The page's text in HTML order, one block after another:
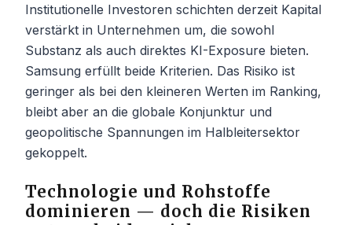
Institutionelle Investoren schichten derzeit Kapital
verstärkt in Unternehmen um, die sowohl
Substanz als auch direktes KI-Exposure bieten.
Samsung erfüllt beide Kriterien. Das Risiko ist
geringer als bei den kleineren Werten im Ranking,
bleibt aber an die globale Konjunktur und
geopolitische Spannungen im Halbleitersektor
gekoppelt.
Technologie und Rohstoffe
dominieren — doch die Risiken